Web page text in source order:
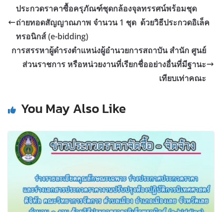
ประกวดราคาซื้อครุภัณฑ์ชุดกล้องจุลทรรศน์พร้อมชุด
ถ่ายทอดสัญญาณภาพ จำนวน 1 ชุด ด้วยวิธีประกวดอิเล็ค
ทรอนิกส์ (e-bidding)
การสรรหาผู้ดำรงตำแหน่งผู้อำนวยการสถาบัน สำนัก ศูนย์
ส่วนราชการ หรือหน่วยงานที่เรียกชื่ออย่างอื่นที่มีฐานะ
เทียบเท่าคณะ
You May Also Like